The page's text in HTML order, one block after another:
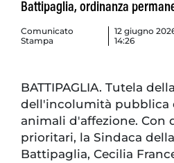
Battipaglia, ordinanza
Comunicato
Stampa
12 giugno
14:26
BATTIPAGLIA. Tutela
dell'incolumità pubblica
animali d'affezione. Con
prioritari, la Sindaca
Battipaglia, Cecilia